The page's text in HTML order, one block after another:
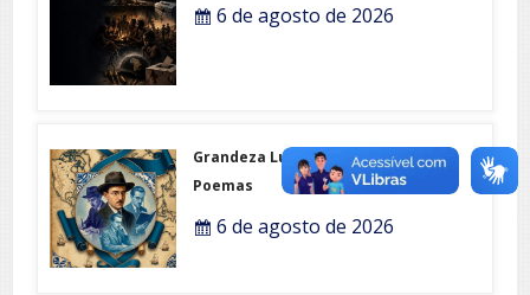
6 de agosto de 2026
Grandeza Lusófona e Expo-
Poemas
6 de agosto de 2026